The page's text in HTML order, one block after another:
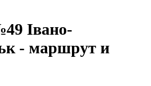
Івано-
- маршрут и